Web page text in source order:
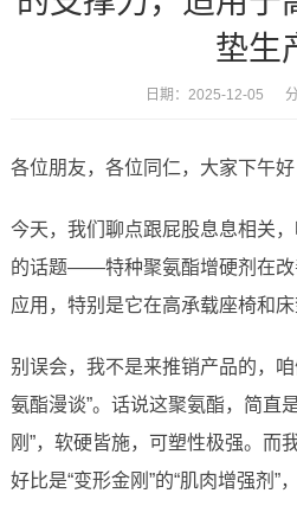
垫生
日期：2025-12-05 分
各位朋友，各位同仁，大家下午好
今天，我们聊点跟屁股息息相关
的话题——特种聚氨酯增硬剂在改
应用，特别是它在高承载座椅和床
别误会，我不是来推销产品的，
氨酯漫谈”。话说这聚氨酯，简直
刚”，软硬皆施，可塑性极强。而
好比是“变形金刚”的“肌肉增强剂”